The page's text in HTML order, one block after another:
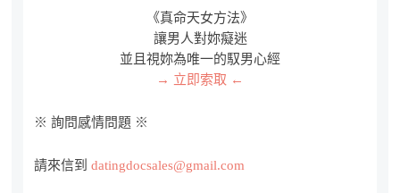
《真命天女方法》
讓男人對妳癡迷
並且視妳為唯一的馭男心經
→ 立即索取 ←
※ 詢問感情問題 ※
請來信到datingdocsales@gmail.com